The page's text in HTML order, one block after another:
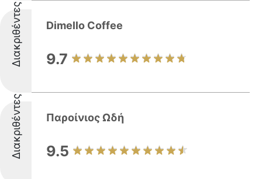
Διακριθέντες Dimello Coffee
9.7
Διακριθέντες Παροίνιος Ωδή
9.5